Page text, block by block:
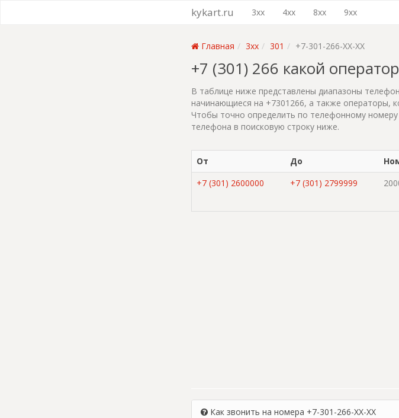
kykart.ru 3xx 4xx 8xx 9xx
Главная 3xx 301 +7-301-266-XX-XX
+7 (301) 266 какой
В таблице ниже представлены диапазоны
начинающиеся на +7301266, а также операторы,
Чтобы точно определить по телефонному
телефона в поисковую строку ниже.
От До
+7 (301) 2600000
+7 (301) 2799999
Как звонить на номера +7-301-266-XX-XX